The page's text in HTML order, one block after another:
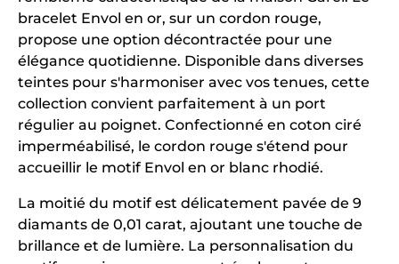
bracelet Envol en or, sur un cordon rouge,
propose une option décontractée pour une
élégance quotidienne. Disponible dans diverses
teintes pour s'harmoniser avec vos tenues, cette
collection convient parfaitement à un port
régulier au poignet. Confectionné en coton ciré
imperméabilisé, le cordon rouge s'étend pour
accueillir le motif Envol en or blanc rhodié.
La moitié du motif est délicatement pavée de 9
diamants de 0,01 carat, ajoutant une touche de
brillance et de lumière. La personnalisation du